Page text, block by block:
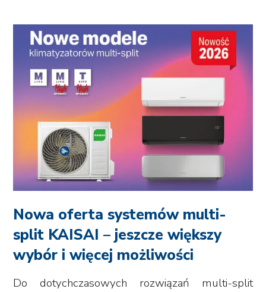
Nowa oferta systemów multi-
split KAISAI – jeszcze większy
wybór i więcej możliwości
Do dotychczasowych rozwiązań multi-split